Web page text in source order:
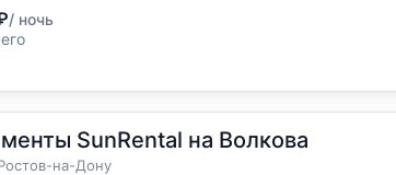
/ ночь
SunRental на Волкова
на-Дону
гостей